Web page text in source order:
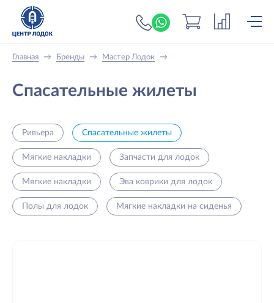
+7 (919) 698-56-
Главная → Бренды → Мастер Лодок →
Спасательные жилеты
Ривьера Спасательные жилеты
Мягкие накладки Запчасти для лодок
Мягкие накладки Эва коврики для лодок
Полы для лодок Мягкие накладки на сиденья